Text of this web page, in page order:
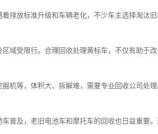
排放标准升级和车辆老化，不少车主选择淘汰
域受限行。合理回收处理黄标车，不仅有助于
机等，体积大、拆解难，需要专业回收公司处
普及，老旧电池车和摩托车的回收也日益重要